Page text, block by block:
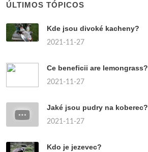
ÚLTIMOS TÓPICOS
Kde jsou divoké kacheny?
2021-11-27
Ce beneficii are lemongrass?
2021-11-27
Jaké jsou pudry na koberec?
2021-11-27
Kdo je jezevec?